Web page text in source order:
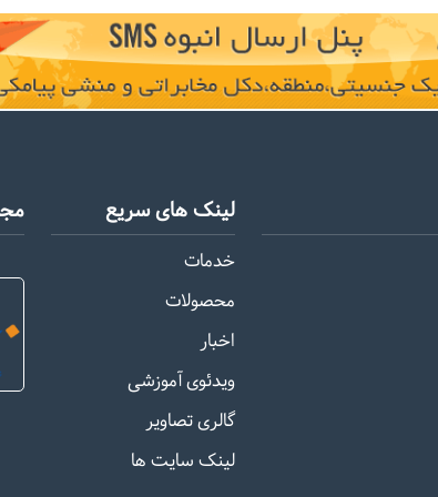
لینک های سریع
خدمات
محصولات
اخبار
ویدئوی آموزشی
گالری تصاویر
لینک سایت ها